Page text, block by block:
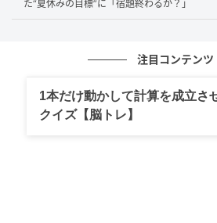
何をするにもイヤ！
投稿者さんに詳しいお話を伺いま
---思わず笑ってしまいました！娘
のを嫌がっていた時の状況を詳し
た“夏休みの目標”に「宿題終わるか？」
注目コンテンツ
1本だけ動かして計算を成立さ
クイズ【脳トレ】